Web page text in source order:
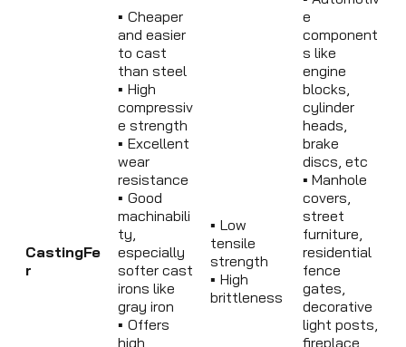
CastingFe
r
▪Cheaper
and easier
to cast
than steel
▪High
compressiv
e strength
▪Excellent
wear
resistance
▪Good
machinabili
ty,
especially
softer cast
irons like
gray iron
▪Offers
high
▪Low
tensile
strength
▪High
brittleness
e
component
s like
engine
blocks,
cylinder
heads,
brake
discs, etc
▪ Manhole
covers,
street
furniture,
residential
fence
gates,
decorative
light posts,
fireplace